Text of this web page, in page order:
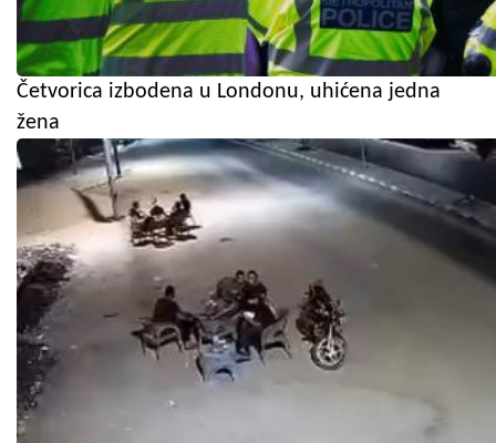
Četvorica izbodena u Londonu, uhićena jedna
žena